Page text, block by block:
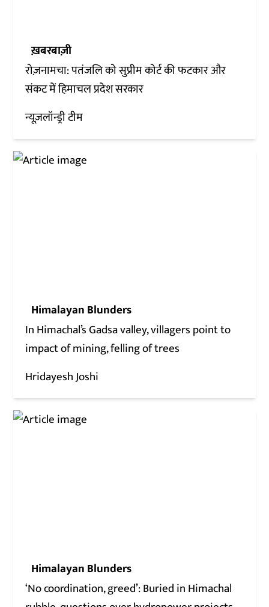
ख़बरबाज़ी
रोज़नामचा: पतंजलि को सुप्रीम कोर्ट की फटकार और
संकट में हिमाचल प्रदेश सरकार
न्यूज़लॉन्ड्री टीम
Himalayan Blunders
In Himachal’s Gadsa valley, villagers point to
impact of mining, felling of trees
Hridayesh Joshi
Himalayan Blunders
‘No coordination, greed’: Buried in Himachal